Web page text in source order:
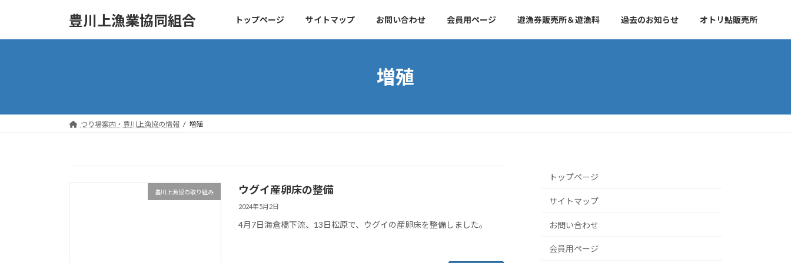
豊川上漁業協同組合 トップページ サイトマップ お問い合わせ 会員用ページ 遊漁券販売所＆遊漁料 過去のお知らせ オトリ鮎販売所
増殖
つり場案内・豊川上漁協の情報 増殖
豊川上漁協の取り組み ウグイ産卵床の整備
2024年5月2日
4月7日海倉橋下流、13日松原で、ウグイの産卵床を整備しました。
トップページ
サイトマップ
お問い合わせ
会員用ページ